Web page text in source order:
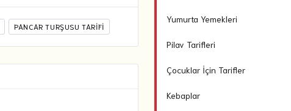
PANCAR TURŞUSU TARIFI
Yumurta Yemekleri
Pilav Tarifleri
Çocuklar İçin Tarifler
Kebaplar